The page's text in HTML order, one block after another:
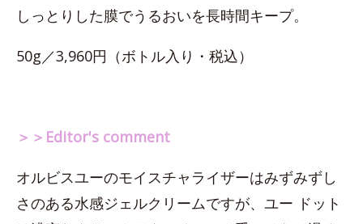
しっとりした膜でうるおいを長時間キープ。
50g／3,960円（ボトル入り・税込）
＞＞Editor's comment
オルビスユーのモイスチャライザーはみずみずし
さのある水感ジェルクリームですが、ユー ドット